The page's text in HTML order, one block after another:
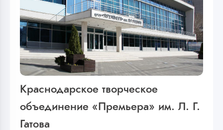
Краснодарское творческое
объединение «Премьера» им. Л. Г.
Гатова